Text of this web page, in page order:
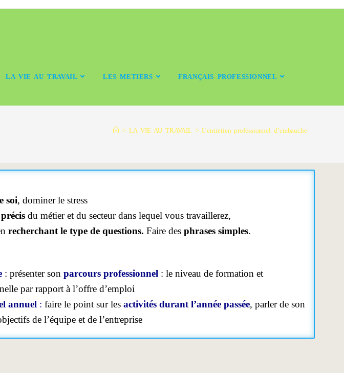
LA VIE AU TRAVAIL LES METIERS FRANÇAIS PROFESSIONNEL
> LA VIE AU TRAVAIL > L’entretien professionnel d’embauche
soi, dominer le stress
du métier et du secteur dans lequel vous travaillerez,
recherchant le type de questions.Faire desphrases simples.
: présenter sonparcours professionnel : le niveau de formation et
par rapport à l’offre d’emploi
annuel : faire le point sur lesactivités durant l’année passée, parler de son
de l’équipe et de l’entreprise